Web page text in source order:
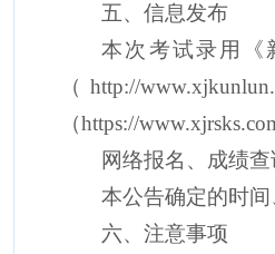
五、信息发布
本次考试录用《
（http://
（https://
网络报名、成绩
本公告确定的时
六、注意事项